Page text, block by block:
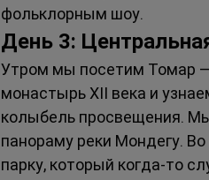
фольклорным шоу.
День 3:
Утром мы посетим Томар
монастырь XII века и
колыбель просвещения.
панораму реки Мондегу.
парку, который когда-то